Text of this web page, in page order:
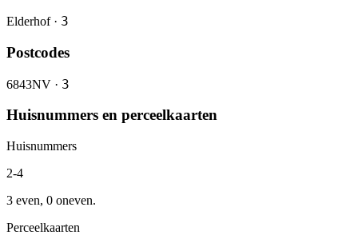
Elderhof · 3
Postcodes
6843NV · 3
Huisnummers en perceelkaarten
Huisnummers
2-4
3 even, 0 oneven.
Perceelkaarten